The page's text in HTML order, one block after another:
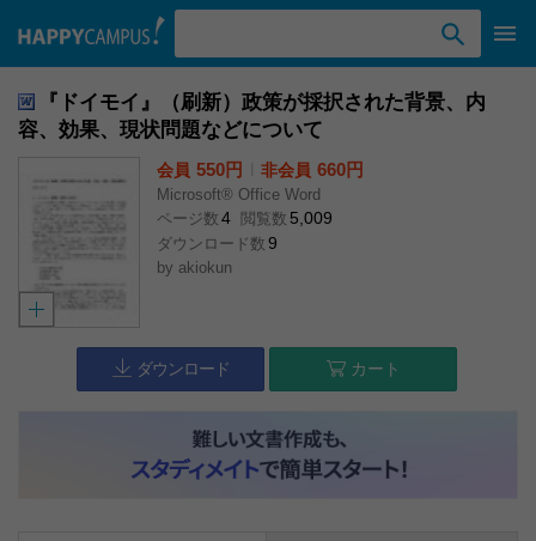
『ドイモイ』（刷新）政策が採択された背景、内
容、効果、現状問題などについて
会員 550円 非会員 660円
Microsoft® Office Word
ページ数 4 閲覧数 5,009
ダウンロード数 9
by akiokun
ダウンロード カート